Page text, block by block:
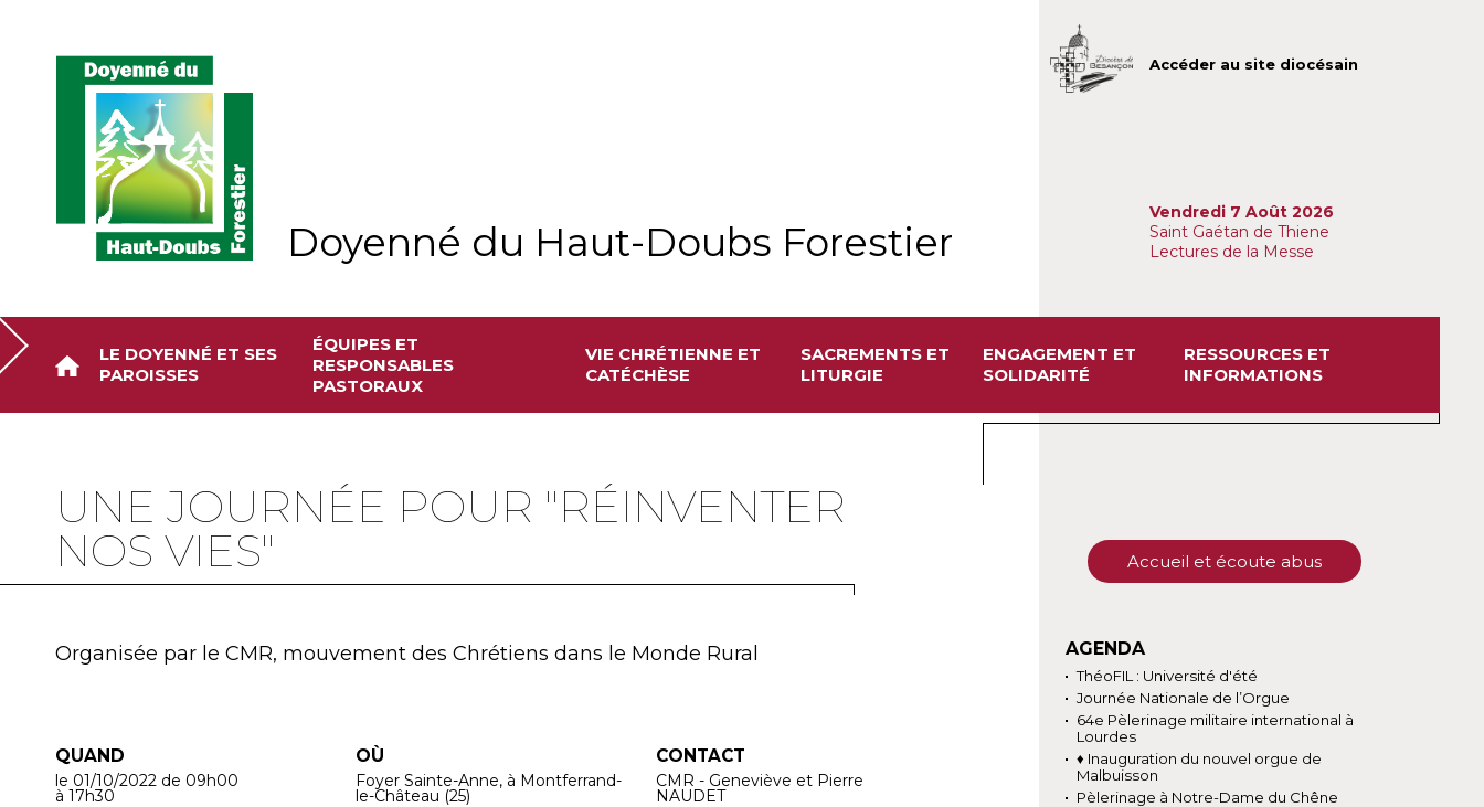
Accéder au site diocésain
Doyenné du Haut-Doubs Forestier
Vendredi 7 Août 2026
Saint Gaétan de Thiene
Lectures de la Messe
LE DOYENNÉ ET SES
PAROISSES
ÉQUIPES ET
RESPONSABLES
PASTORAUX
VIE CHRÉTIENNE ET
CATÉCHÈSE
SACREMENTS ET
LITURGIE
ENGAGEMENT ET
SOLIDARITÉ
RESSOURCES ET
INFORMATIONS
UNE JOURNÉE POUR "RÉINVENTER
NOS VIES"
Organisée par le CMR, mouvement des Chrétiens dans le Monde Rural
QUAND
le 01/10/2022 de 09h00
à 17h30
OÙ
Foyer Sainte-Anne, à Montferrand-
le-Château (25)
CONTACT
CMR - Geneviève et Pierre
NAUDET
Accueil et écoute abus
AGENDA
ThéoFIL : Université d'été
Journée Nationale de l’Orgue
64e Pèlerinage militaire international à
Lourdes
♦ Inauguration du nouvel orgue de
Malbuisson
Pèlerinage à Notre-Dame du Chêne